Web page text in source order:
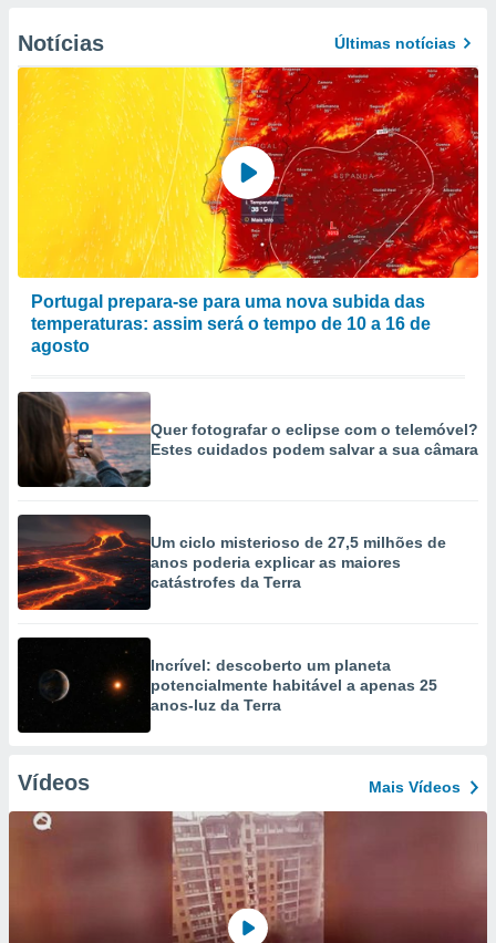
Notícias Últimas notícias
Portugal prepara-se para uma nova subida das
temperaturas: assim será o tempo de 10 a 16 de
agosto
Quer fotografar o eclipse com o telemóvel?
Estes cuidados podem salvar a sua câmara
Um ciclo misterioso de 27,5 milhões de
anos poderia explicar as maiores
catástrofes da Terra
Incrível: descoberto um planeta
potencialmente habitável a apenas 25
anos-luz da Terra
Vídeos Mais Vídeos